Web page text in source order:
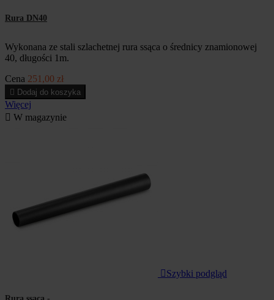
Rura DN40
Wykonana ze stali szlachetnej rura ssąca o średnicy znamionowej
40, długości 1m.
Cena 251,00 zł
 Dodaj do koszyka
Więcej
 W magazynie
 Szybki podgląd